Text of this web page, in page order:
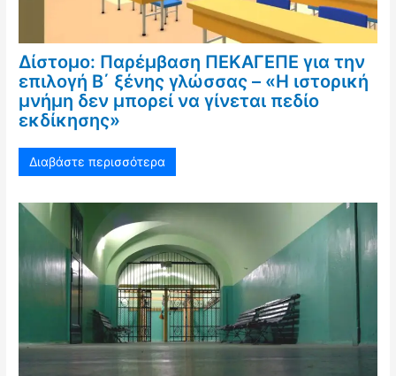
Δίστομο: Παρέμβαση ΠΕΚΑΓΕΠΕ για την
επιλογή Β΄ ξένης γλώσσας – «Η ιστορική
μνήμη δεν μπορεί να γίνεται πεδίο
εκδίκησης»
Διαβάστε περισσότερα